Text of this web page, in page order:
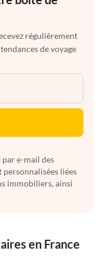
régulièrement
de voyage
e-mail des
liées
immobiliers, ainsi
en France